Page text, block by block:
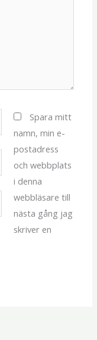
Spara mitt
namn, min e-
postadress
och webbplats
i denna
webbläsare till
nästa gång jag
skriver en